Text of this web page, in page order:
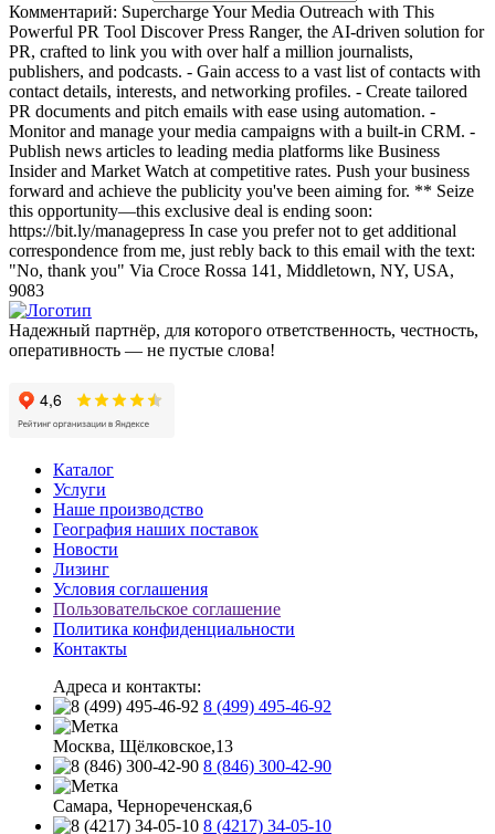
Комментарий: Supercharge Your Media Outreach with This
Powerful PR Tool Discover Press Ranger, the AI-driven solution for
PR, crafted to link you with over half a million journalists,
publishers, and podcasts. - Gain access to a vast list of contacts with
contact details, interests, and networking profiles. - Create tailored
PR documents and pitch emails with ease using automation. -
Monitor and manage your media campaigns with a built-in CRM. -
Publish news articles to leading media platforms like Business
Insider and Market Watch at competitive rates. Push your business
forward and achieve the publicity you've been aiming for. ** Seize
this opportunity—this exclusive deal is ending soon:
https://bit.ly/managepress In case you prefer not to get additional
correspondence from me, just rebly back to this email with the text:
"No, thank you" Via Croce Rossa 141, Middletown, NY, USA,
9083
Надежный партнёр, для которого ответственность, честность,
оперативность — не пустые слова!
Каталог
Услуги
Наше производство
География наших поставок
Новости
Лизинг
Условия соглашения
Пользовательское соглашение
Политика конфиденциальности
Контакты
Адреса и контакты:
8 (499) 495-46-92
Москва, Щёлковское,13
8 (846) 300-42-90
Самара, Чернореченская,6
8 (4217) 34-05-10